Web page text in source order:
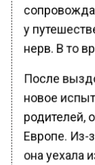
у
нерв. В то
После
новое
родителей,
Европе. Из-
она уехала